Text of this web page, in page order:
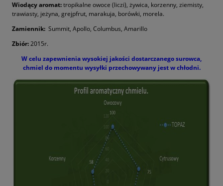
Wiodący aromat:tropikalne owoce (liczi), żywica, korzenny, ziemisty,
trawiasty, jeżyna, grejpfrut, marakuja, borówki, morela.
Zamiennik: Summit, Apollo, Columbus, Amarillo
Zbiór:2015r.
W celu zapewnienia wysokiej jakości dostarczanego surowca,
chmiel do momentu wysyłki przechowywany jest w chłodni.